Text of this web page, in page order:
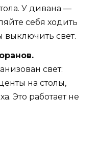
У дивана —
себя ходить
выключить свет.
свет:
на столы,
Это работает не